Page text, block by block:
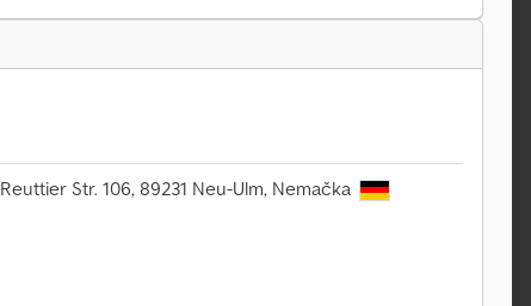
Reuttier Str. 106, 89231 Neu-Ulm, Nemačka